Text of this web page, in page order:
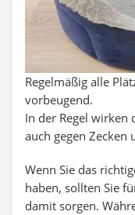
Regelmäßig alle
vorbeugend.
In der Regel wirken
auch gegen Zecken
Wenn Sie das
haben, sollten Sie
damit sorgen.